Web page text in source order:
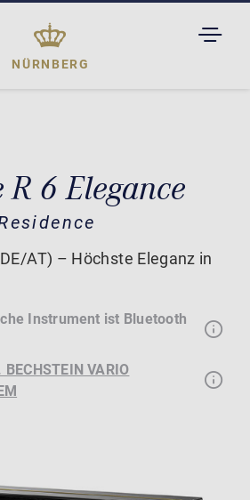
NÜRNBERG
R 6 Elegance
AT) – Höchste Eleganz in
Instrument ist Bluetooth
BECHSTEIN VARIO